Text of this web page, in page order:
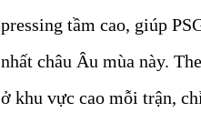
pressing tầm cao, giúp
nhất châu Âu mùa này.
ở khu vực cao mỗi trận,